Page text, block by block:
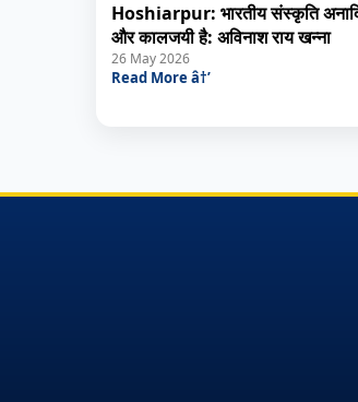
Hoshiarpur: भारतीय संस्कृति
और कालजयी है: अविनाश राय खन्ना
26 May 2026
Read More â†’